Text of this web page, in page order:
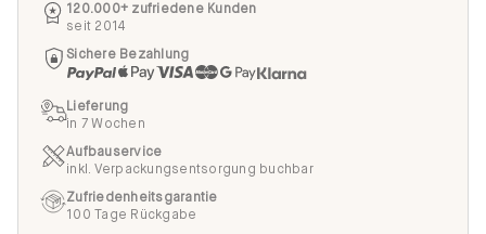
120.000+ zufriedene Kunden
seit 2014
Sichere Bezahlung
Lieferung
in 7 Wochen
Aufbauservice
inkl. Verpackungsentsorgung buchbar
Zufriedenheitsgarantie
100 Tage Rückgabe